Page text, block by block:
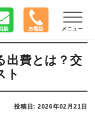
出費とは？交
ト
投稿日: 2026年02月21日